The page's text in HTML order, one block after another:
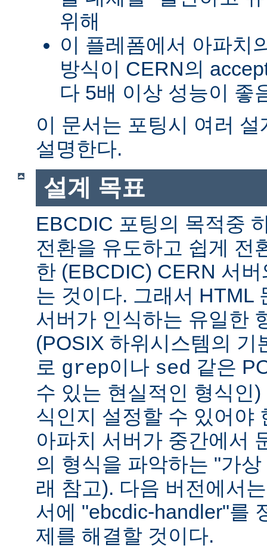
위해
이 플레폼에서 아파치
방식이 CERN의
다 5배 이상 성능이 좋
이 문서는 포팅시 여러
설명한다.
설계 목표
EBCDIC 포팅의 목적중
전환을 유도하고 쉽게 전
한 (EBCDIC) CERN 서
는 것이다. 그래서 HTML
서버가 인식하는 유일한
(POSIX 하위시스템의 기
로 grep이나 sed 같은
수 있는 현실적인 형식인
식인지 설정할 수 있어야
아파치 서버가 중간에서
의 형식을 파악하는 "가
래 참고). 다음 버전에서
서에 "ebcdic-handler"를
제를 해결할 것이다.